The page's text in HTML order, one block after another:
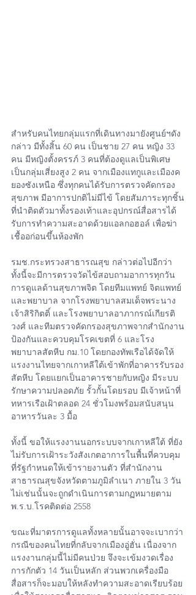
สำหรับคนไทยกลุ่มแรกที่เดินทางมายังศูนย์ฯดัง
กล่าว มีทั้งสิ้น 60 คน เป็นชาย 27 คน หญิง 33
คน มีหญิงตั้งครรภ์ 3 คนที่ต้องดูแลเป็นพิเศษ
เป็นกลุ่มเสี่ยงสูง 2 คน จากเมืองแทกูและเมืองค
ยองซังเหนือ ซึ่งทุกคนได้รับการตรวจคัดกรอง
สุขภาพ มีอาการปกติไม่มีไข้ โดยสัมภาระทุกชิ้น
ที่นำติดตัวมาทั้งรองเท้าและอุปกรณ์สื่อสารได้
รับการทำความสะอาดด้วยแอลกอฮอล์ เพื่อฆ่า
เชื้ออก่อนขึ้นห้องพัก
รมช.กระทรวงสาธารณสุข กล่าวต่อไปอีกว่า
ทั้งนี้จะมีการตรวจวัดไข้สอบถามอาการทุกวัน
การดูแลด้านสุขภาพจิต โดยทีมแพทย์ จิตแพทย์
และพยาบาล จากโรงพยาบาลสมเด็จพระนาง
เจ้าสิริกิตติ์ และโรงพยาบาลอาภากรณ์เกียรติ
วงศ์ และทีมตรวจคัดกรองสุขภาพจากสำนักงาน
ป้องกันและควบคุมโรคเขตที่ 6 และโรง
พยาบาลสัตหีบ กม.10 โดยกองทัพเรือได้จัดให้
แรงงานไทยจากเกาหลีใต้เข้าพักที่อาคารรับรอง
สัตหีบ โดยแยกเป็นอาคารชายกับหญิง มีระบบ
รักษาความปลอดภัย รั้วกั้นโดยรอบ มีเจ้าหน้าที่
ทหารเรือเฝ้าตลอด 24 ชั่วโมงพร้อมสนับสนุน
อาหารวันละ 3 มื้อ
ทั้งนี้ ขอให้แรงงานนอกระบบจากเกาหลีใต้ ที่ยัง
ไม่รับการเฝ้าระวังสังเกตอาการในพื้นที่ควบคุม
ที่รัฐกำหนดให้เข้ารายงานตัว ที่สำนักงาน
สาธารณสุขจังหวัดตามภูมิลำเนา ภายใน 3 วัน
ไม่เช่นนั้นจะถูกดำเนินการตามกฏหมายตาม
พ.ร.บ.โรคติดต่อ 2558
ขณะที่มาตรการดูแลทั้งหลายนั้นอาจจะเบากว่า
กรณีของคนไทยที่กลับจากเมืองอู่ฮั่น เนื่องจาก
แรงงานกลุ่มนี้ไม่มีคนป่วย จึงจะเข้มงวดเรื่อง
การกักตัว 14 วันเป็นหลัก ส่วนพวกเครื่องมือ
สื่อสารก็จะมอบให้หลังทำความสะอาดเรียบร้อย